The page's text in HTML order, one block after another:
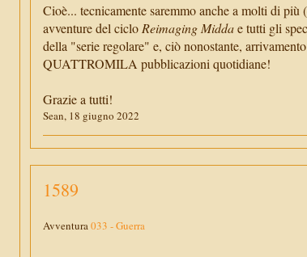
Cioè... tecnicamente saremmo anche a molti di più
avventure del cicloReimaging Middae tutti gli
della "serie regolare" e, ciò nonostante,
QUATTROMILA pubblicazioni quotidiane!
Grazie a tutti!
Sean, 18 giugno 2022
1589
Avventura033 - Guerra